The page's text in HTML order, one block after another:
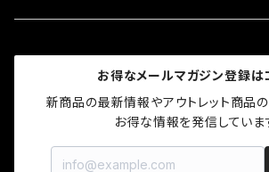
プロテクター
秋冬モデル
グローブ
キャップ
お得なメールマガジン登録は
新商品の最新情報やアウトレット商品
お得な情報を発信していま